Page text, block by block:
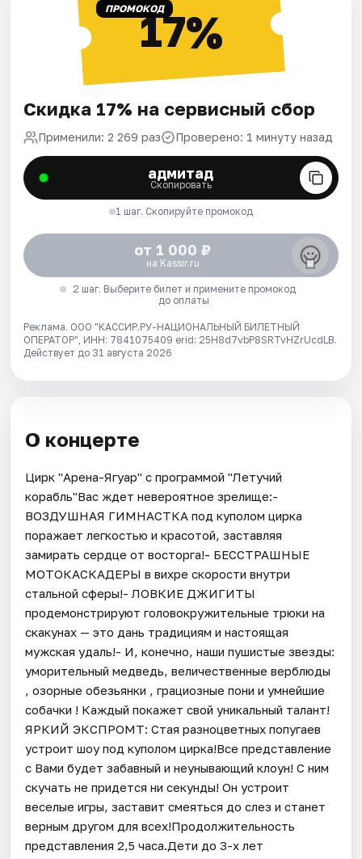
ПРОМОКОД17%
Скидка 17% на сервисный сбор
Применили: 2 269 раз Проверено: 1 минуту назад
адмитад
Скопировать
1 шаг. Скопируйте промокод
от 1 000 ₽
на Kassir.ru
2 шаг. Выберите билет и примените промокод
до оплаты
Реклама. ООО "КАССИР.РУ-НАЦИОНАЛЬНЫЙ БИЛЕТНЫЙ
ОПЕРАТОР", ИНН: 7841075409 erid: 25H8d7vbP8SRTvHZrUcdLB.
Действует до 31 августа 2026
О концерте
Цирк "Арена-Ягуар" с программой "Летучий
корабль"Вас ждет невероятное зрелище:-
ВОЗДУШНАЯ ГИМНАСТКА под куполом цирка
поражает легкостью и красотой, заставляя
замирать сердце от восторга!- БЕССТРАШНЫЕ
МОТОКАСКАДЕРЫ в вихре скорости внутри
стальной сферы!- ЛОВКИЕ ДЖИГИТЫ
продемонстрируют головокружительные трюки на
скакунах — это дань традициям и настоящая
мужская удаль!- И, конечно, наши пушистые звезды:
уморительный медведь, величественные верблюды
, озорные обезьянки , грациозные пони и умнейшие
cобачки ! Каждый покажет свой уникальный талант!
ЯРКИЙ ЭКСПРОМТ: Стая разноцветных попугаев
устроит шоу под куполом цирка!Все представление
с Вами будет забавный и неунывающий клоун! С ним
скучать не придется ни секунды! Он устроит
веселые игры, заставит смеяться до слез и станет
верным другом для всех!Продолжительность
представления 2,5 часа.Дети до 3-х лет